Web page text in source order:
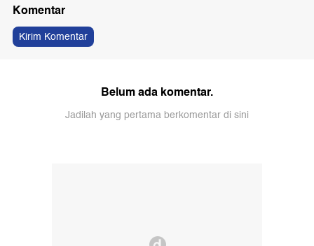
Komentar
Kirim Komentar
Belum ada komentar.
Jadilah yang pertama berkomentar di sini